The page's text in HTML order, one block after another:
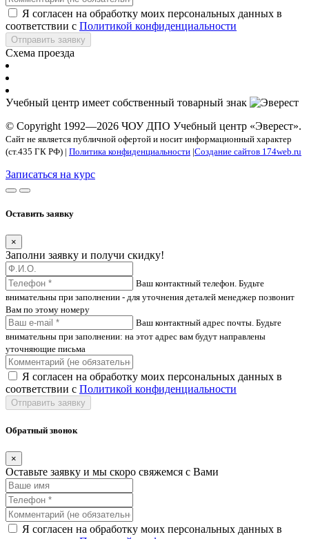
Я согласен на обработку моих персональных данных в
соответствии с Политикой конфиденциальности
Отправить заявку
Схема проезда
Учебный центр имеет собственный товарный знак
© Copyright 1992—2026 ЧОУ ДПО Учебный центр «Эверест».
Сайт не является публичной офертой и носит информационный характер
(ст.435 ГК РФ) | Политика конфиденциальности |Создание сайтов 174web.ru
Записаться на курс
Оставить заявку
×
Заполни заявку и получи скидку!
Ваш контактный телефон. Будьте
внимательны при заполнении - для уточнения деталей менеджер позвонит
Вам по этому номеру
Ваш контактный адрес почты. Будьте
внимательны при заполнении: на этот адрес вам будут направлены
уточняющие письма
Я согласен на обработку моих персональных данных в
соответствии с Политикой конфиденциальности
Отправить заявку
Обратный звонок
×
Оставьте заявку и мы скоро свяжемся с Вами
Я согласен на обработку моих персональных данных в